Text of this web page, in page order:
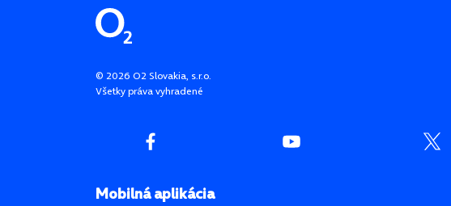
Pätička stránky
© 2026 O2 Slovakia, s.r.o.
Všetky práva vyhradené
Mobilná aplikácia